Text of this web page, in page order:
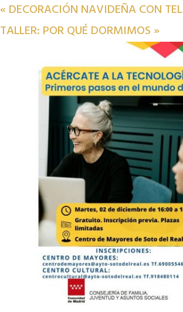
«DECORACIÓN NAVIDEÑA CON
TALLER: POR QUÉ DORMIMOS »